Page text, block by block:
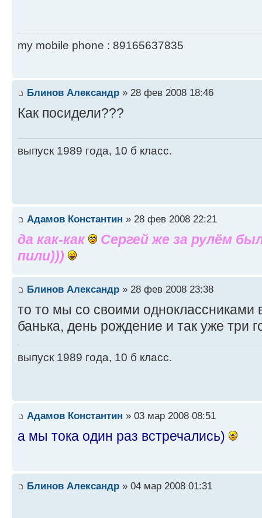
my mobile phone : 89165637835
Блинов Александр » 28 фев 2008 18:46
Как посидели???
выпуск 1989 года, 10 б класс.
Адамов Константин » 28 фев 2008 22:21
да как-как
Сергей же за рулём
пили)))
Блинов Александр » 28 фев 2008 23:38
то то мы со своими одноклассниками
банька, день рождение и так уже три
выпуск 1989 года, 10 б класс.
Адамов Константин » 03 мар 2008 08:51
а мы тока один раз встречались)
Блинов Александр » 04 мар 2008 01:31